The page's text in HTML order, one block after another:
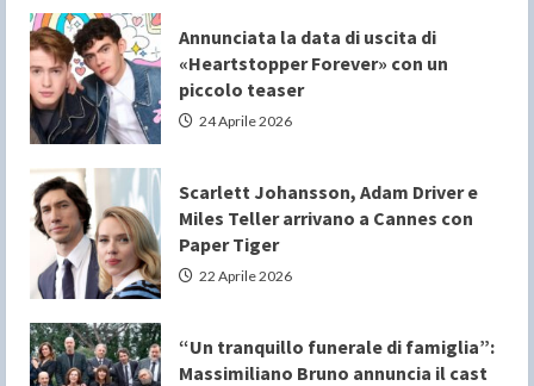
Annunciata la data di uscita di
«Heartstopper Forever» con un
piccolo teaser
24 Aprile 2026
Scarlett Johansson, Adam Driver e
Miles Teller arrivano a Cannes con
Paper Tiger
22 Aprile 2026
“Un tranquillo funerale di famiglia”:
Massimiliano Bruno annuncia il cast